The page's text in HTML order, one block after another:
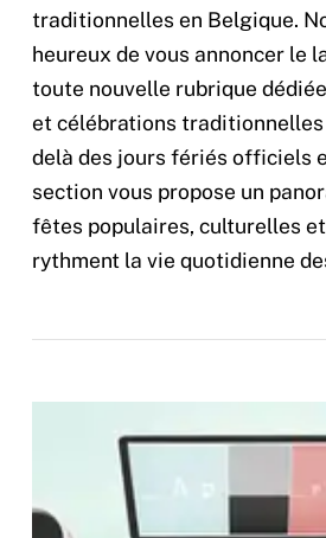
traditionnelles en Belgique.
heureux de vous annoncer le
toute nouvelle rubrique
et célébrations traditionnelles
delà des jours fériés officiels
section vous propose un
fêtes populaires, culturelles
rythment la vie quotidienne